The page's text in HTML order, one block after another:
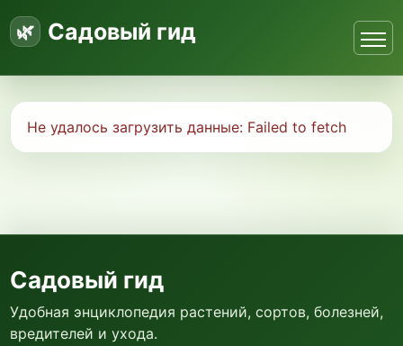
Садовый гид
Не удалось загрузить данные: Failed to fetch
Садовый гид
Удобная энциклопедия растений, сортов, болезней,
вредителей и ухода.